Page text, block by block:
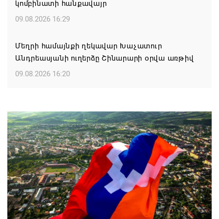
կոմբինատի հանքավայր
09.08.2026 16:29
Մեղրի համայնքի ղեկավար Խաչատուր
Անդրեասյանի ուղերձը Շինարարի օրվա առթիվ
09.08.2026 16:20
Փարամազյանի ուղերձը` Շինարարի
մասնագիտական օրվա կապակցությամբ
09.08.2026 16:12
Երևանի ո՞ր վարչական շրջաններում և ՀՀ ո՞ր
մարզերում են բնակարաններն ամենաշատը
թանկացել
08.08.2026 21:31